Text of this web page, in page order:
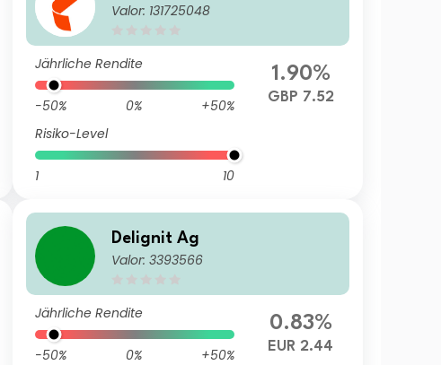
Valor: 131725048
Jährliche Rendite
-50% 0%
+50%
Risiko-Level
1 10
1.90%
GBP 7.52
Delignit Ag
Valor: 3393566
Jährliche Rendite
-50% 0%
+50%
0.83%
EUR 2.44